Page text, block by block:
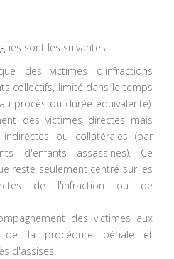
sont les suivantes :
des victimes d'infractions
collectifs, limité dans le temps
procès ou durée équivalente).
des victimes directes mais
ou collatérales (par
d'enfants assassinés). Ce
reste seulement centré sur les
de l'infraction ou de
des victimes aux
de la procédure pénale et
d'assises.